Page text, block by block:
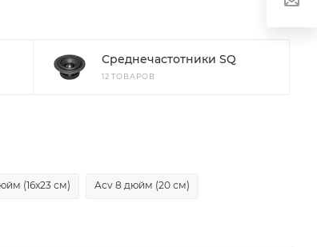
Среднечастотники SQ
12 ТОВАРОВ
(16x23 см) Acv 8 дюйм (20 см)